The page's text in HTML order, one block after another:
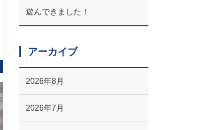
遊んできました！
アーカイブ
2026年8月
2026年7月